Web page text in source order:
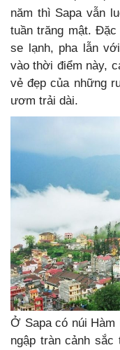
năm thì Sapa vẫn
tuần trăng mật.
se lạnh, pha lẫn
vào thời điểm này,
vẻ đẹp của những
ươm trải dài.
Ở Sapa có núi Hàm
ngập tràn cảnh sắc